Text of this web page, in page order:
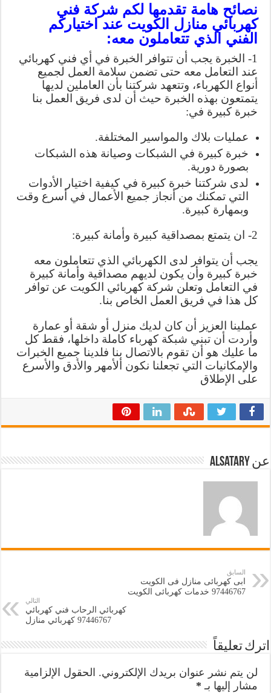
نصائح هامة تقدمها لكم شركة فني
كهربائي منازل الكويت عند اختياركم
الفني الذي تتعاملون معه:
1- الخبرة يجب أن تتوافر الخبرة في أي فني كهربائي
عند التعامل معه حتى تضمن سلامة العمل لجميع
أنواع الكهرباء، وتتعهد شركتنا بأن العاملين لديها
يتمتعون بهذه الخبرة حيث أن لدى فريق العمل بنا
خبرة كبيرة في:
عمليات بلاك والمواسير المختلفة.
خبرة كبيرة في الشبكات وصيانة هذه الشبكات
بصورة دورية.
لدى شركتنا خبرة كبيرة في كيفية اختيار الأدوات
التي تمكنك من أنجاز جميع الأعمال في أسرع وقت
وبمهارة كبيرة.
2- ان يتمتع بمصداقية كبيرة وأمانة كبيرة:
يجب أن يتوافر لدى الكهربائي الذي تتعاملون معه
خبرة كبيرة وأن يكون لديهم مصداقية وأمانة كبيرة
في التعامل وتعلن شركة كهربائي الكويت عن توافر
كل هذا في فريق العمل الخاص بنا.
عملينا العزيز أن كان لديك منزل أو شقة أو عمارة
وأردت أن تبني شبكة كهرباء كاملة داخلها، فقط كل
ما عليك هو أن تقوم بالاتصال بنا فلدينا جميع الخبرات
والإمكانيات التي تجعلنا نكون ألأمهر والأدق والأسرع
على الإطلاق
عن alsatary
السابق
ابى كهربائى منازل فى الكويت
97446767‬ خدمات كهربائى الكويت
التالي
كهربائي الرحاب فني كهربائي
97446767‬ كهربائي منازل
اترك تعليقاً
لن يتم نشر عنوان بريدك الإلكتروني. الحقول الإلزامية
مشار إليها بـ *